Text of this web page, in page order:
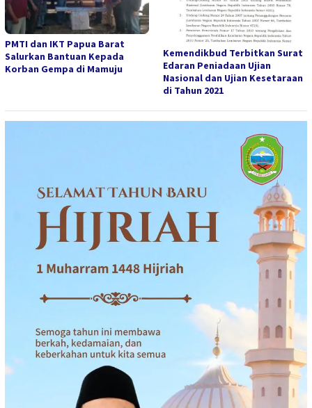
PMTI dan IKT Papua Barat
Salurkan Bantuan Kepada
Korban Gempa di Mamuju
Kemendikbud Terbitkan Surat
Edaran Peniadaan Ujian
Nasional dan Ujian Kesetaraan
di Tahun 2021